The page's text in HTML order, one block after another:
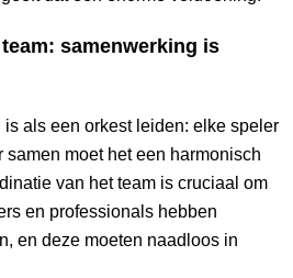
samenwerking is
als een orkest leiden: elke speler
samen moet het een harmonisch
van het team is cruciaal om
en professionals hebben
en deze moeten naadloos in